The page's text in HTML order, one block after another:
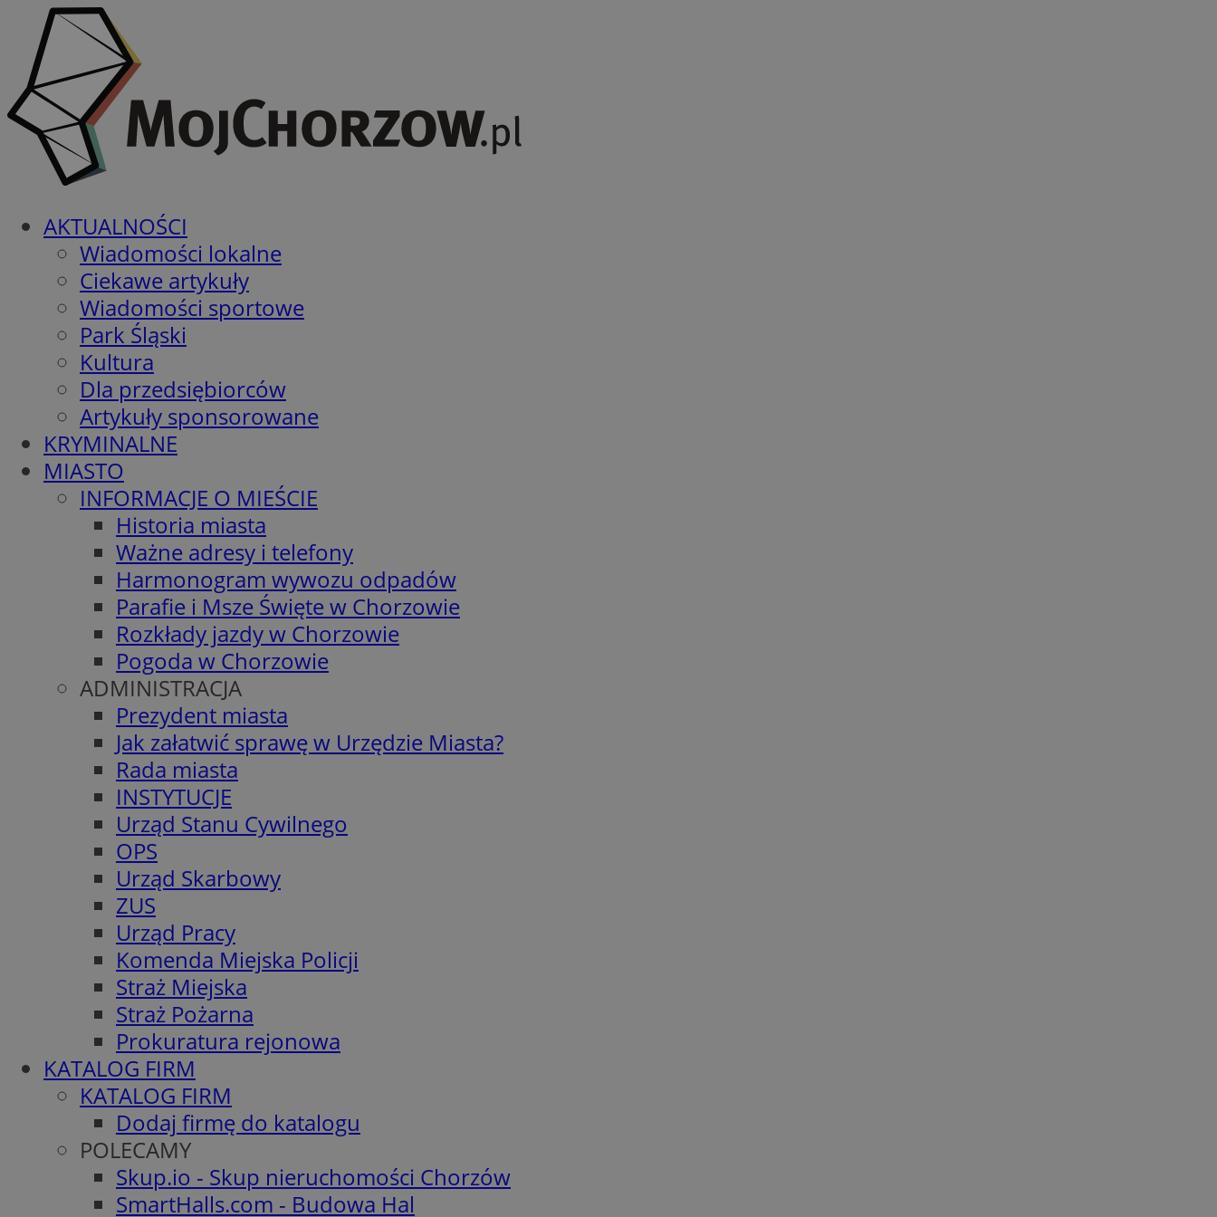
AKTUALNOŚCI
Wiadomości lokalne
Ciekawe artykuły
Wiadomości sportowe
Park Śląski
Kultura
Dla przedsiębiorców
Artykuły sponsorowane
KRYMINALNE
MIASTO
INFORMACJE O MIEŚCIE
Historia miasta
Ważne adresy i telefony
Harmonogram wywozu odpadów
Parafie i Msze Święte w Chorzowie
Rozkłady jazdy w Chorzowie
Pogoda w Chorzowie
ADMINISTRACJA
Prezydent miasta
Jak załatwić sprawę w Urzędzie Miasta?
Rada miasta
INSTYTUCJE
Urząd Stanu Cywilnego
OPS
Urząd Skarbowy
ZUS
Urząd Pracy
Komenda Miejska Policji
Straż Miejska
Straż Pożarna
Prokuratura rejonowa
KATALOG FIRM
KATALOG FIRM
Dodaj firmę do katalogu
POLECAMY
Skup.io - Skup nieruchomości Chorzów
SmartHalls.com - Budowa Hal